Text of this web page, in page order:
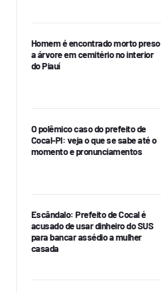
Homem é encontrado morto preso
a árvore em cemitério no interior
do Piauí
O polêmico caso do prefeito de
Cocal-PI: veja o que se sabe até o
momento e pronunciamentos
Escândalo: Prefeito de Cocal é
acusado de usar dinheiro do SUS
para bancar assédio a mulher
casada